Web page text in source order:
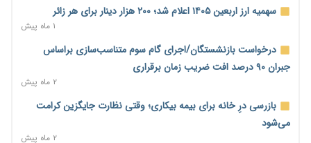
بخش خصوصی، پشتوانه ماندگاری توافق‌های احتمالی
اختیار تمدید مهلت ثبت آماری به سازمان‌های مناطق آزاد و ویژه
اقتصادی واگذار شد
۱ روز پیش
اقتصاد ایران با نسخه‌های کلاسیک به جایی نمی‌رسد/ ظرفیت
تجارت ۳۰۰ میلیارد دلاری با همسایگان وجود دارد
۱ روز پیش
سهمیه ارز اربعین ۱۴۰۵ اعلام شد؛ ۲۰۰ هزار دینار برای هر زائر
۱ ماه پیش
درخواست بازنشستگان/اجرای گام سوم متناسب‌سازی براساس
جبران ۹۰ درصد افت ضریب زمان برقراری
۲ ماه پیش
بازرسی درِ خانه برای بیمه بیکاری؛ وقتی نظارت جایگزین کرامت
می‌شود
۲ ماه پیش